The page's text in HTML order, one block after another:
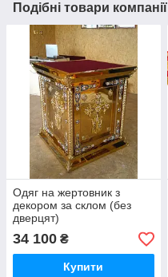
Подібні товари компанії
Одяг на жертовник з
декором за склом (без
дверцят)
34 100 ₴
Купити